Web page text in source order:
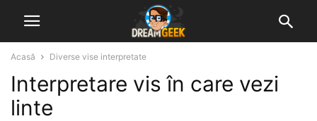
Acasă Diverse vise interpretate
Interpretare vis în care vezi
linte